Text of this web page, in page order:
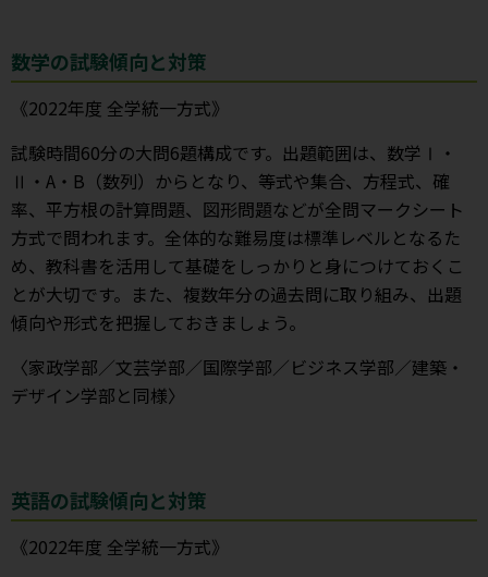
数学の試験傾向と対策
《2022年度 全学統一方式》
試験時間60分の大問6題構成です。出題範囲は、数学Ⅰ・
Ⅱ・A・B（数列）からとなり、等式や集合、方程式、確
率、平方根の計算問題、図形問題などが全問マークシート
方式で問われます。全体的な難易度は標準レベルとなるた
め、教科書を活用して基礎をしっかりと身につけておくこ
とが大切です。また、複数年分の過去問に取り組み、出題
傾向や形式を把握しておきましょう。
〈家政学部／文芸学部／国際学部／ビジネス学部／建築・
デザイン学部と同様〉
英語の試験傾向と対策
《2022年度 全学統一方式》